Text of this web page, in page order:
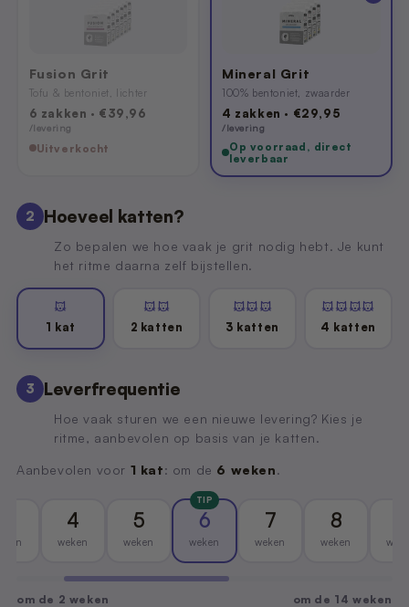
Fusion Grit
Tofu & bentoniet, lichter
6 zakken · €39,96
/levering
Uitverkocht
Mineral Grit
100% bentoniet, zwaarder
4 zakken · €29,95
/levering
Op voorraad, direct
leverbaar
2 Hoeveel katten?
Zo bepalen we hoe vaak je grit nodig hebt. Je kunt
het ritme daarna zelf bijstellen.
1 kat 2 katten 3 katten 4 katten
3 Leverfrequentie
Hoe vaak sturen we een nieuwe levering? Kies je
ritme, aanbevolen op basis van je katten.
Aanbevolen voor 1 kat: om de 6 weken.
4
weken
5
weken
TIP
6
weken
7
weken
8
weken
om de 2 weken om de 14 weken